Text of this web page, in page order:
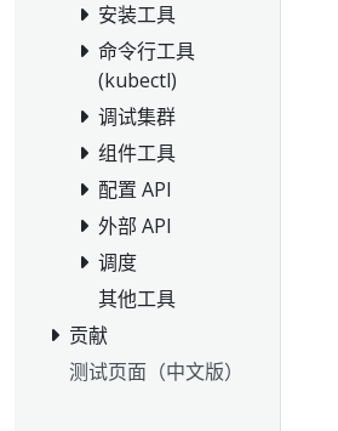
安装工具
命令行工具
(kubectl)
调试集群
组件工具
配置 API
外部 API
调度
其他工具
贡献
测试页面（中文版）